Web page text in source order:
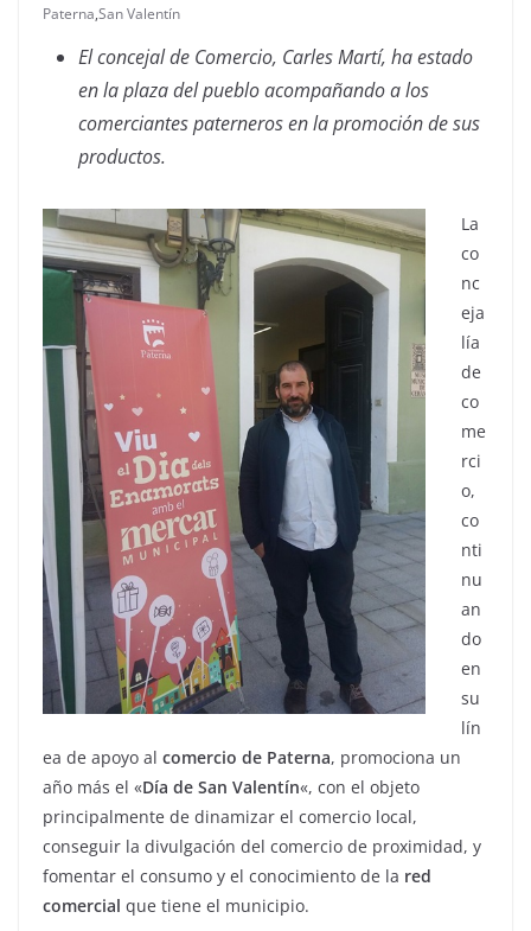
Paterna,San Valentín
El concejal de Comercio, Carles Martí, ha estado
en la plaza del pueblo acompañando a los
comerciantes paterneros en la promoción de sus
productos.
La
co
nc
eja
lía
de
co
me
rci
o,
co
nti
nu
an
do
en
su
lín
ea de apoyo al comercio de Paterna, promociona un
año más el «Día de San Valentín«, con el objeto
principalmente de dinamizar el comercio local,
conseguir la divulgación del comercio de proximidad, y
fomentar el consumo y el conocimiento de la red
comercial que tiene el municipio.